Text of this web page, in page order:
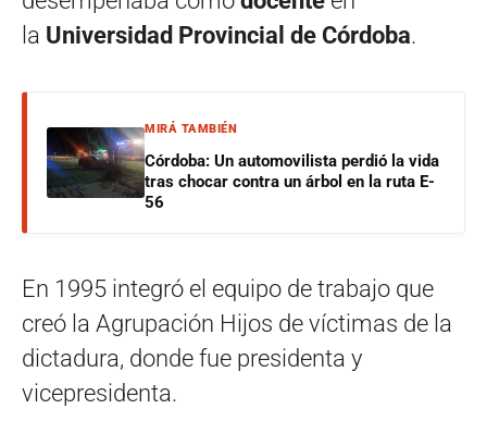
la Universidad Provincial de Córdoba.
MIRÁ TAMBIÉN
Córdoba: Un automovilista perdió la vida
tras chocar contra un árbol en la ruta E-
56
En 1995 integró el equipo de trabajo que
creó la Agrupación Hijos de víctimas de la
dictadura, donde fue presidenta y
vicepresidenta.